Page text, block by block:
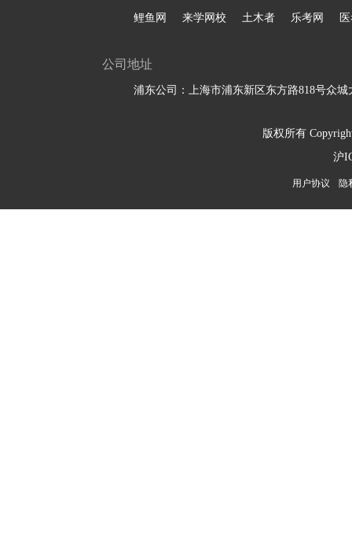
鲤鱼网 来学网校 土木者 乐考网
公司地址
浦东公司：上海市浦东新区东方路818号众城
版权所有
沪
用户协议 隐